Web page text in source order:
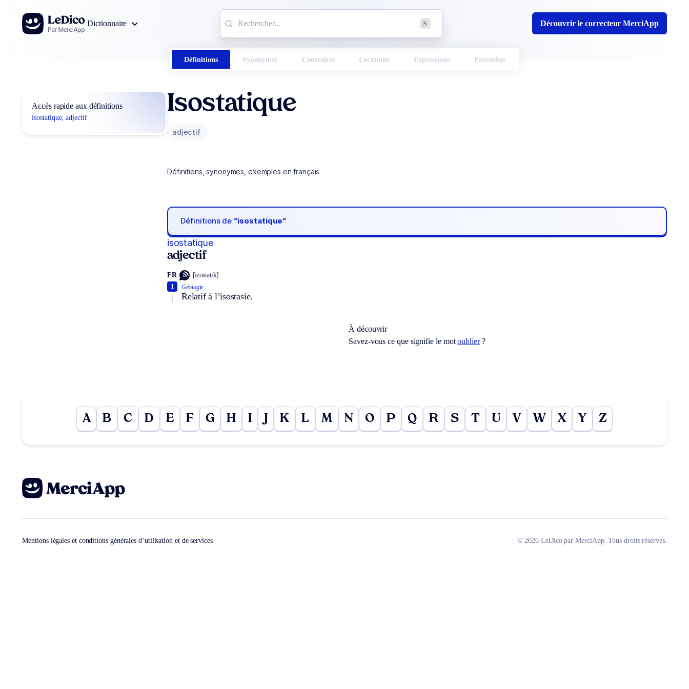
Aller au contenu
Dictionnaire
S Découvrir le correcteur MerciApp
Définitions Synonymes Contraires Locutions Expressions Proverbes
Accès rapide aux définitions
isostatique, adjectif
Isostatique
adjectif
Définitions, synonymes, exemples en français
Définitions de “isostatique“
isostatique
adjectif
FR [izostatik]
Géologie.
Relatif à l’isostasie.
1
À découvrir
Savez-vous ce que signifie le motoublier?
A B C D E F G H I K L M N O P Q R S T U V W X Y Z
Mentions légales et conditions générales d’utilisation et de services © 2026 LeDico par MerciApp. Tous droits réservés.